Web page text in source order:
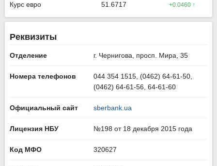
Курс евро 51.6717 +0.0460 ↑
Реквизиты
Отделение г. Чернигова, просп. Мира, 35
Номера телефонов
044 354 1515, (0462) 64-61-50,
(0462) 64-61-56, 64-61-60
Официальный сайт sberbank.ua
Лицензия НБУ №198 от 18 декабря 2015 года
Код МФО 320627